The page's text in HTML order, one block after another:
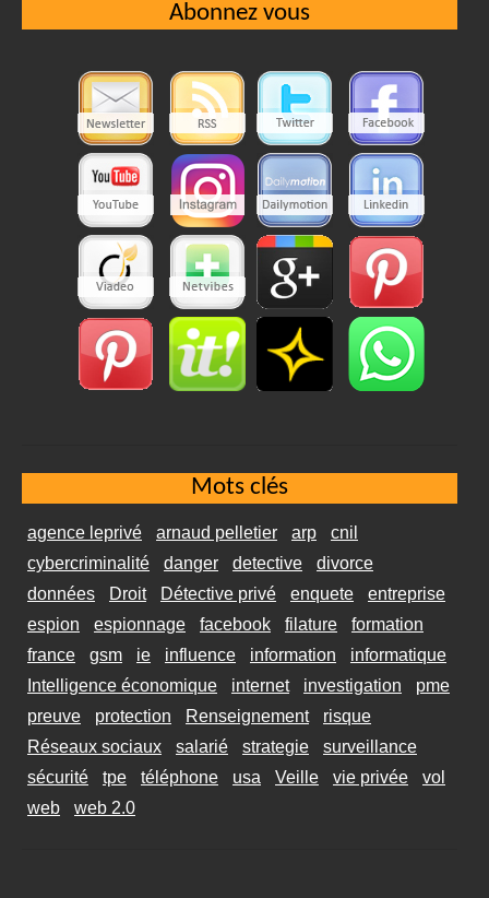
Abonnez vous
Mots clés
agence leprivé arnaud pelletier arp
cnil
cybercriminalité
danger detective
divorce
données
Droit Détective privé enquete
entreprise
espion
espionnage facebook filature
formation
france
gsm ie influence information
informatique
Intelligence économique
internet investigation
pme
preuve
protection Renseignement
risque
Réseaux sociaux
salarié strategie
surveillance
sécurité
tpe téléphone usa Veille vie privée
vol
web
web 2.0